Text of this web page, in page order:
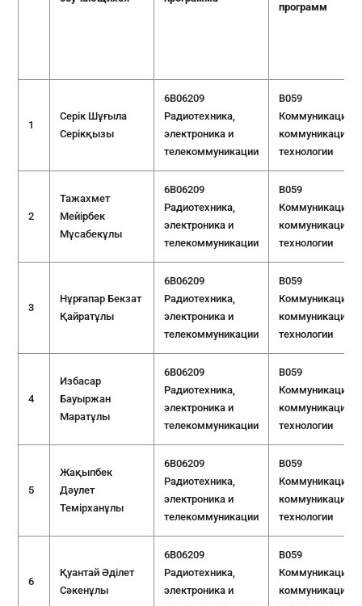
программ
1
Серік Шұғыла
Серікқызы
6B06209
Радиотехника,
электроника и
телекоммуникации
B059
Коммуникации и
технологии
2
Тажахмет
Мейірбек
Мұсабекұлы
6B06209
Радиотехника,
электроника и
телекоммуникации
B059
Коммуникации и
технологии
3
Нұрғапар Бекзат
Қайратұлы
6B06209
Радиотехника,
электроника и
телекоммуникации
B059
Коммуникации и
технологии
4
Избасар
Бауыржан
Маратұлы
6B06209
Радиотехника,
электроника и
телекоммуникации
B059
Коммуникации и
технологии
5
Жақыпбек
Дәулет
Темірханұлы
6B06209
Радиотехника,
электроника и
телекоммуникации
B059
Коммуникации и
технологии
6
Қуантай Әділет
Сәкенұлы
6B06209
Радиотехника,
электроника и
B059
Коммуникации и